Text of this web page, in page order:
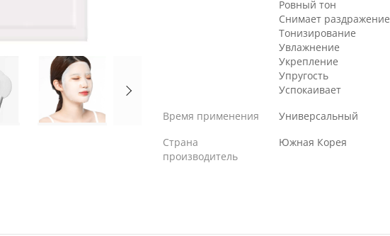
Ровный тон
Снимает раздражение
Тонизирование
Увлажнение
Укрепление
Упругость
Успокаивает
Время применения
Универсальный
Страна
производитель
Южная Корея